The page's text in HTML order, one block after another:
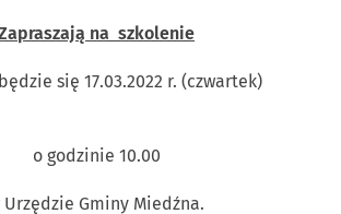
na szkolenie
się 17.03.2022 r. (czwartek)
o godzinie 10.00
Urzędzie Gminy Miedźna.